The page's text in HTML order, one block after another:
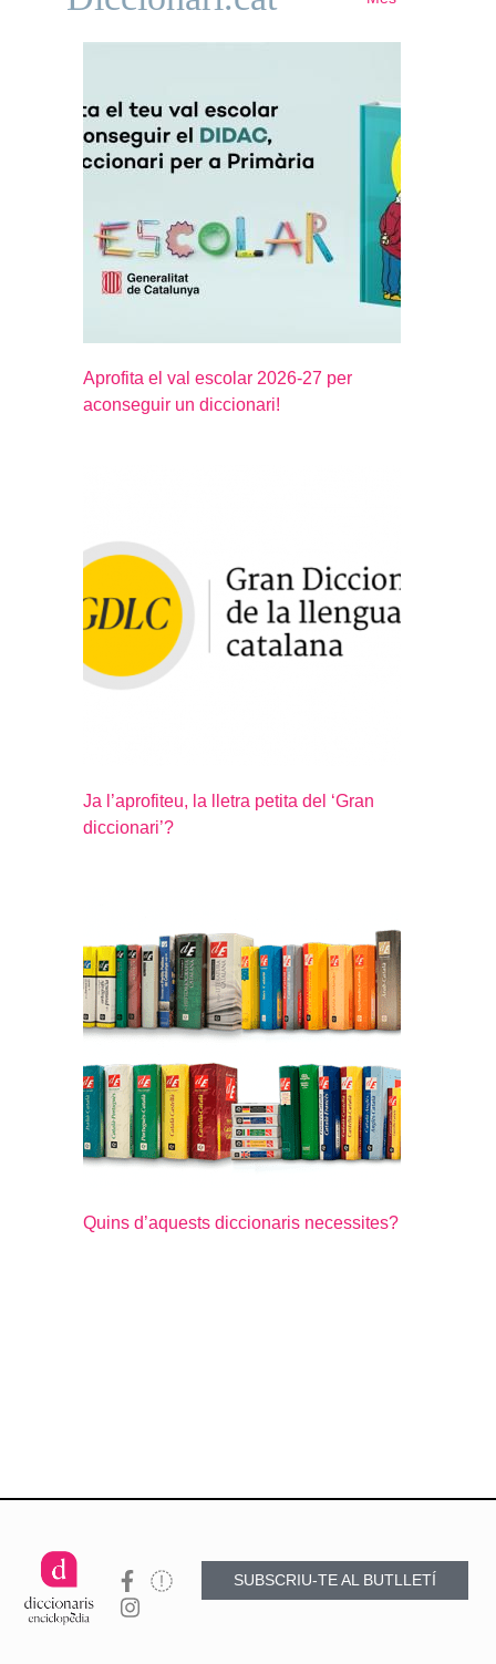
Aprofita el val escolar 2026-27 per
aconseguir un diccionari!
Ja l’aprofiteu, la lletra petita del ‘Gran
diccionari’?
Quins d’aquests diccionaris necessites?
SUBSCRIU-TE AL BUTLLETÍ